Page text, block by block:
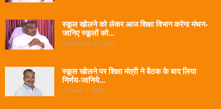
स्कूल खोलने को लेकर आज शिक्षा विभाग करेगा मंथन-
जानिए स्कूलों को...
September 21, 2020
स्कूल खोलने पर शिक्षा मंत्री ने बैठक के बाद लिया
निर्णय-जानिये...
October 1, 2020